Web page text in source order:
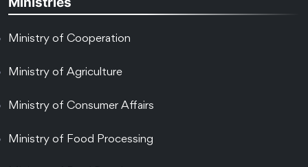
Ministry of Cooperation
Ministry of Agriculture
Ministry of Consumer Affairs
Ministry of Food Processing